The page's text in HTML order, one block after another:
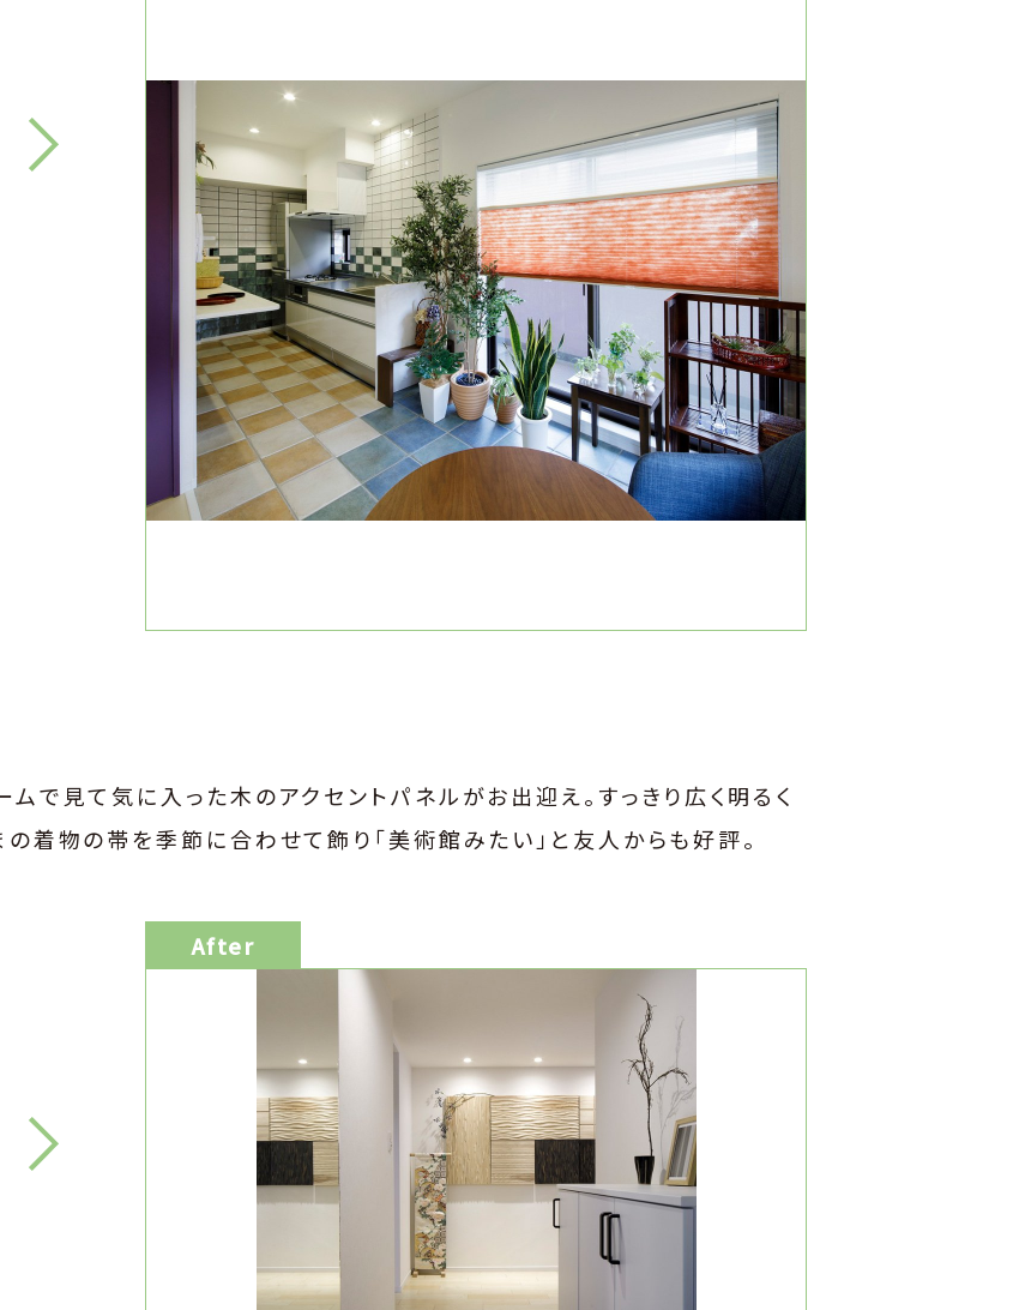
で見て気に入った木のアクセントパネルがお出迎え。すっきり広く明るく
の着物の帯を季節に合わせて飾り「美術館みたい」と友人からも好評。